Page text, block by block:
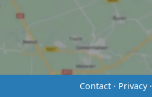
Contact· Privacy·